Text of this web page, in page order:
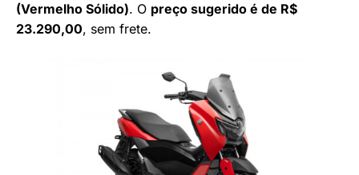
(Vermelho Sólido). O preço sugerido é de R$
23.290,00, sem frete.